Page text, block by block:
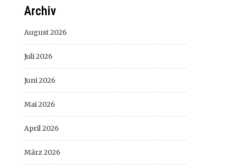
Archiv
August 2026
Juli 2026
Juni 2026
Mai 2026
April 2026
März 2026